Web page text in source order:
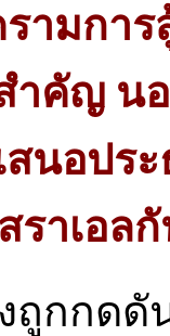
ามกา
ำคัญ น
สนอป
าเอลกั
ถูกกด